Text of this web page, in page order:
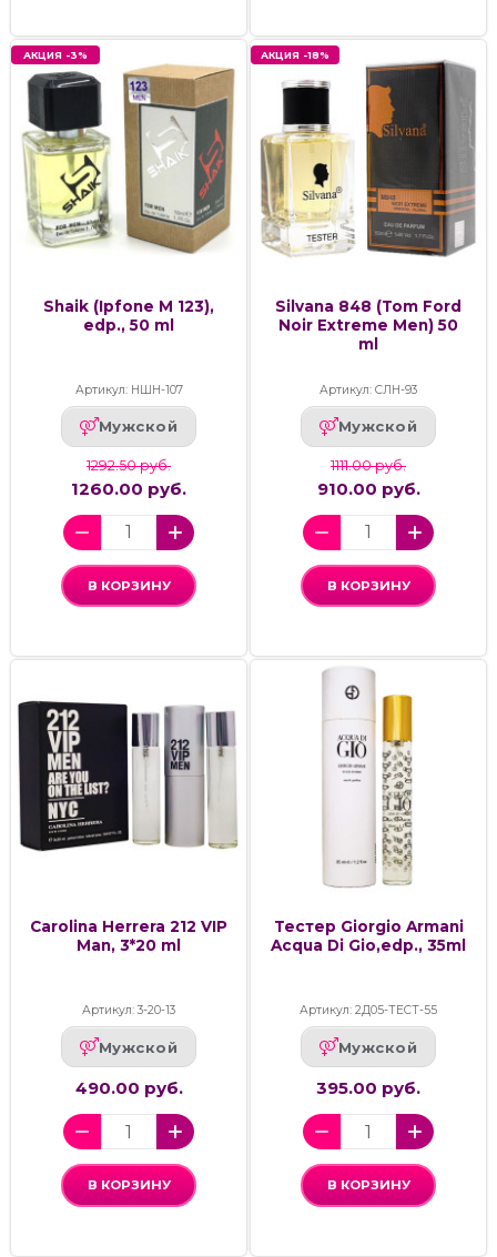
АКЦИЯ -3%
Shaik (Ipfone M 123),
edp., 50 ml
Артикул: НШН-107
Мужской
1292.50 руб.
1260.00 руб.
В КОРЗИНУ
АКЦИЯ -18%
Silvana 848 (Tom Ford
Noir Extreme Men) 50
ml
Артикул: СЛН-93
Мужской
1111.00 руб.
910.00 руб.
В КОРЗИНУ
Carolina Herrera 212 VIP
Man, 3*20 ml
Артикул: 3-20-13
Мужской
490.00 руб.
В КОРЗИНУ
Тестер Giorgio Armani
Acqua Di Gio,edp., 35ml
Артикул: 2Д05-ТЕСТ-55
Мужской
395.00 руб.
В КОРЗИНУ